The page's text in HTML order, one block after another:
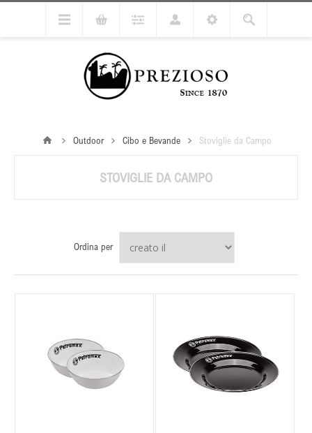
Outdoor Cibo e Bevande Stoviglie da Campo
STOVIGLIE DA CAMPO
Ordina per